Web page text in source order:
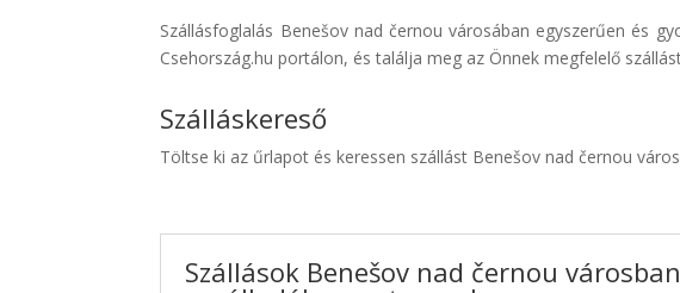
Szállásinfo.eu
pénzvisszatérítéssel
Autóbérlés
Szállásfoglalás Benešov nad černou városában egyszerűen és
Csehország.hu portálon, és találja meg az Önnek megfelelő
Szálláskereső
Töltse ki az űrlapot és keressen szállást Benešov nad černou
Szállások Benešov nad černou városban